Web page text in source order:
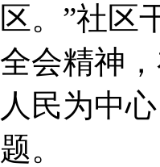
区。”社区
全会精神
人民为中
题。